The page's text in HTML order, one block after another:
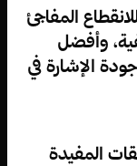
للانقطاع المفاجئ
وأفضل
الإشارة في
المفيدة